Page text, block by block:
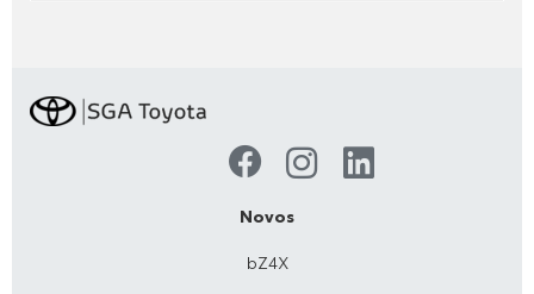
Novos
bZ4X